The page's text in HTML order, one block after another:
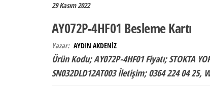
29 Kasım 2022
AY072P-4HF01 Besleme Kartı
Yazar: AYDIN AKDENİZ
Ürün Kodu; AY072P-4HF01 Fiyatı; STOKTA
SN032DLD12AT003 İletişim; 0364 224 04 25,